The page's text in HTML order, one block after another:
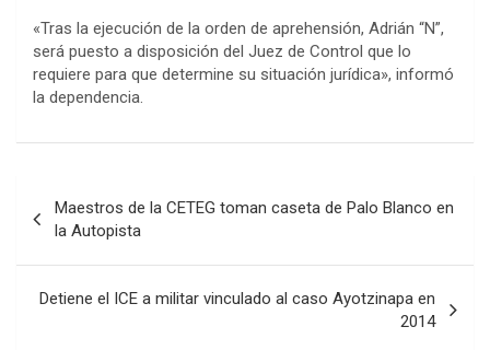
«Tras la ejecución de la orden de aprehensión, Adrián “N”,
será puesto a disposición del Juez de Control que lo
requiere para que determine su situación jurídica», informó
la dependencia.
de
entradas
Maestros de la CETEG toman caseta de Palo Blanco en
la Autopista
Detiene el ICE a militar vinculado al caso Ayotzinapa en
2014